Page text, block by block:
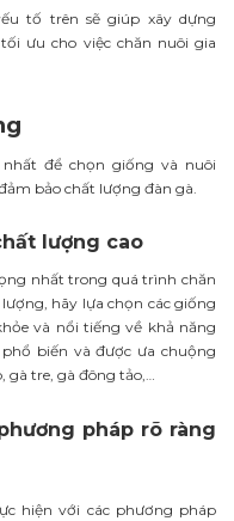
tố trên sẽ giúp xây dựng
ưu cho việc chăn nuôi gia
để chọn giống và nuôi
bảo chất lượng đàn gà.
lượng cao
nhất trong quá trình chăn
hãy lựa chọn các giống
và nổi tiếng về khả năng
biến và được ưa chuộng
gà tre, gà đông tảo,…
pháp rõ ràng
hiện với các phương pháp